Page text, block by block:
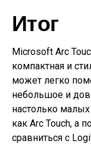
Итог
Microsoft Arc
компактная и
может легко
небольшое и
настолько
как Arc Touch, а
сравниться с